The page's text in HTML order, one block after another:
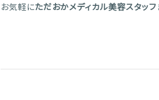
お気軽にただおかメディカル美容スタッフ